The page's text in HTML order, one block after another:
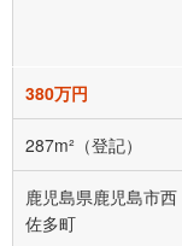
380万円
287m²（登記）
鹿児島県鹿児島市西
佐多町